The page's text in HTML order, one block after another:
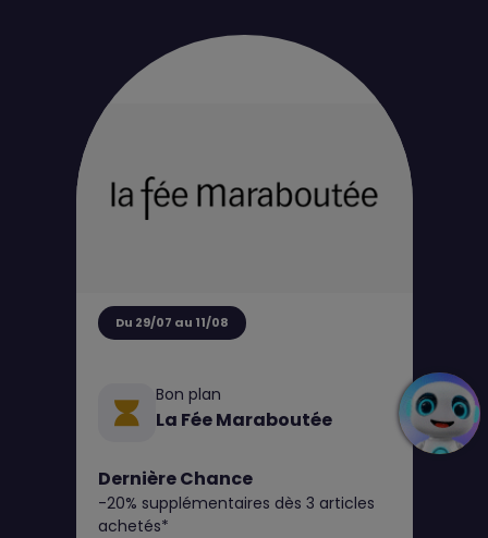
Du 29/07 au 11/08
Bon plan
La Fée Maraboutée
Dernière Chance
-20% supplémentaires dès 3 articles
achetés*